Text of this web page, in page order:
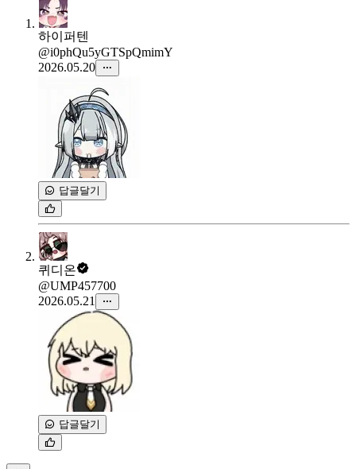
하이퍼텐
@i0phQu5yGTSpQmimY
2026.05.20
답글달기
퀴디온
@UMP457700
2026.05.21
답글달기